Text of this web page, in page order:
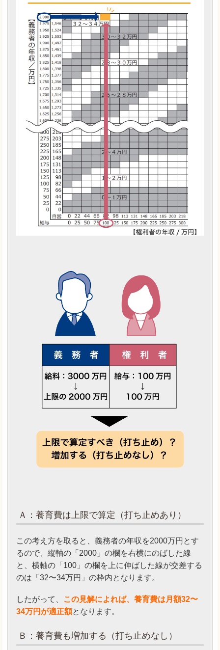
Ａ：養育費は上限で算定（打ち止めあり）
この考え方を取ると、義務者の年収を2000万円とす
るので、縦軸の「2000」の欄を右横にのばした線
と、横軸の「100」の欄を上に伸ばした線が交差する
のは「32〜34万円」の枠内となります。
したがって、
この見解によれば、養育費は月額32〜
34万円が適正額となります。
Ｂ：養育費も増加する（打ち止めなし）